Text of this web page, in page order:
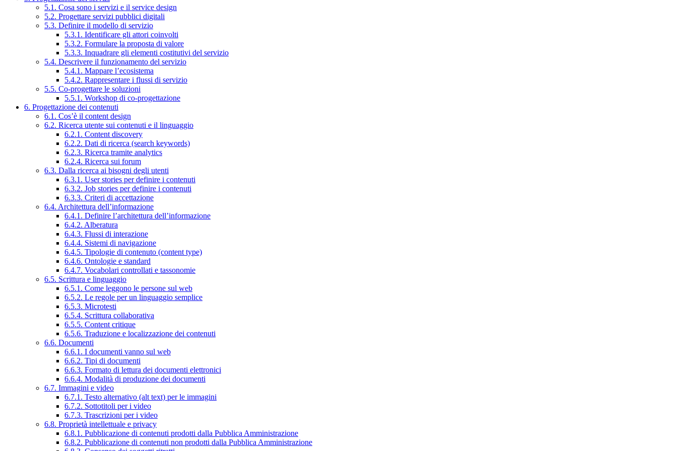
5.1. Cosa sono i servizi e il service design
5.2. Progettare servizi pubblici digitali
5.3. Definire il modello di servizio
5.3.1. Identificare gli attori coinvolti
5.3.2. Formulare la proposta di valore
5.3.3. Inquadrare gli elementi costitutivi del servizio
5.4. Descrivere il funzionamento del servizio
5.4.1. Mappare l’ecosistema
5.4.2. Rappresentare i flussi di servizio
5.5. Co-progettare le soluzioni
5.5.1. Workshop di co-progettazione
6. Progettazione dei contenuti
6.1. Cos’è il content design
6.2. Ricerca utente sui contenuti e il linguaggio
6.2.1. Content discovery
6.2.2. Dati di ricerca (search keywords)
6.2.3. Ricerca tramite analytics
6.2.4. Ricerca sui forum
6.3. Dalla ricerca ai bisogni degli utenti
6.3.1. User stories per definire i contenuti
6.3.2. Job stories per definire i contenuti
6.3.3. Criteri di accettazione
6.4. Architettura dell’informazione
6.4.1. Definire l’architettura dell’informazione
6.4.2. Alberatura
6.4.3. Flussi di interazione
6.4.4. Sistemi di navigazione
6.4.5. Tipologie di contenuto (content type)
6.4.6. Ontologie e standard
6.4.7. Vocabolari controllati e tassonomie
6.5. Scrittura e linguaggio
6.5.1. Come leggono le persone sul web
6.5.2. Le regole per un linguaggio semplice
6.5.3. Microtesti
6.5.4. Scrittura collaborativa
6.5.5. Content critique
6.5.6. Traduzione e localizzazione dei contenuti
6.6. Documenti
6.6.1. I documenti vanno sul web
6.6.2. Tipi di documenti
6.6.3. Formato di lettura dei documenti elettronici
6.6.4. Modalità di produzione dei documenti
6.7. Immagini e video
6.7.1. Testo alternativo (alt text) per le immagini
6.7.2. Sottotitoli per i video
6.7.3. Trascrizioni per i video
6.8. Proprietà intellettuale e privacy
6.8.1. Pubblicazione di contenuti prodotti dalla Pubblica Amministrazione
6.8.2. Pubblicazione di contenuti non prodotti dalla Pubblica Amministrazione